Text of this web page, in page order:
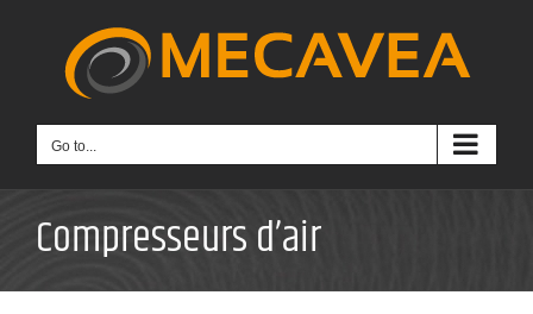
Go to...
Compresseurs d’air